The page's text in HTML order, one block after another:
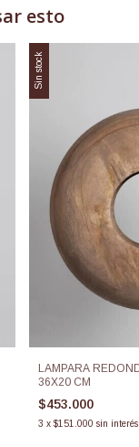
esto
Sin stock
LAMPARA
36X20 CM
$453.000
3 x$151.000 sin interés